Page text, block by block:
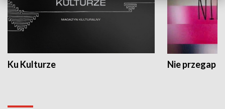
Ku Kulturze Nie przegap